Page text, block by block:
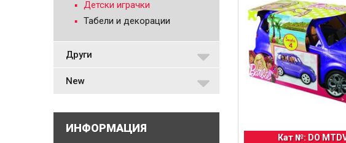
Детски играчки
Табели и декорации
Други
New
ИНФОРМАЦИЯ
Кат №: DO